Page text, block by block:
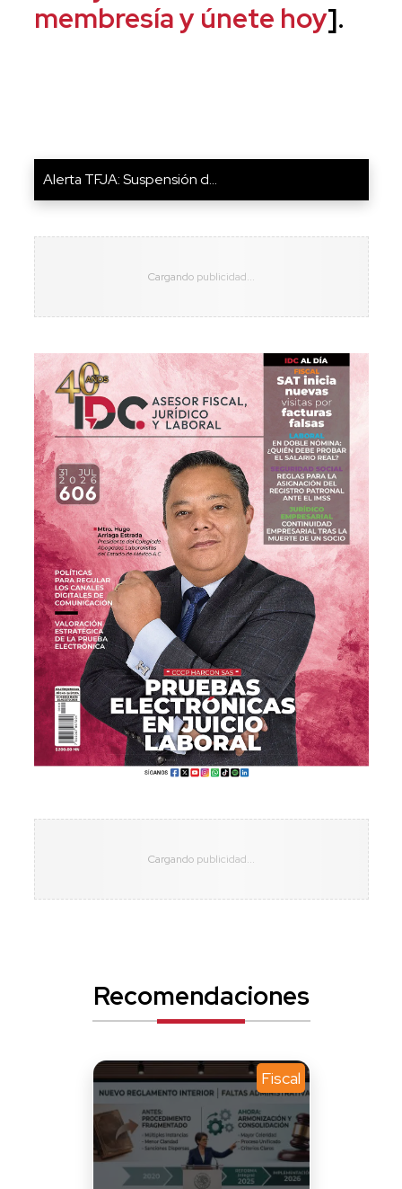
membresía y únete hoy].
Alerta TFJA: Suspensión d...
Recomendaciones
Fiscal